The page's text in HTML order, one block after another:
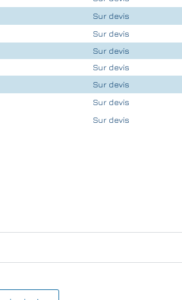
Sur devis
Sur devis
Sur devis
Sur devis
Sur devis
Sur devis
Sur devis